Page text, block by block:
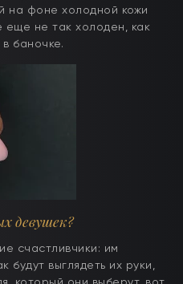
на фоне холодной кожи
не так холоден, как
баночке.
девушек?
счастливчики: им
будут выглядеть их руки,